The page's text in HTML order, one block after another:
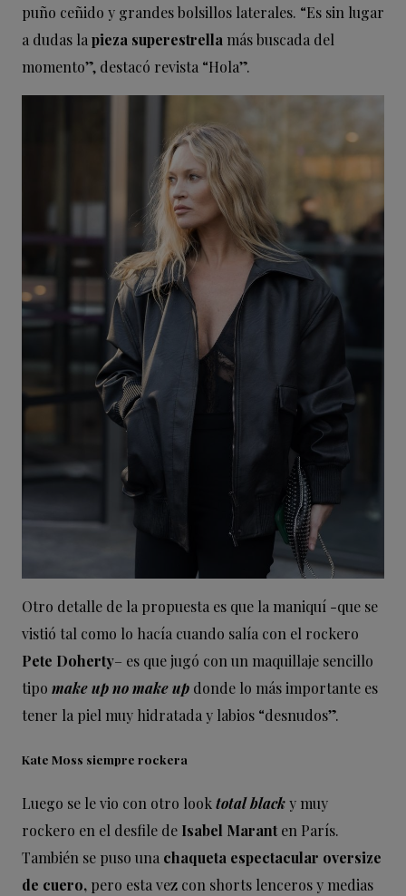
puño ceñido y grandes bolsillos laterales. “Es sin lugar
a dudas la pieza superestrella más buscada del
momento”, destacó revista “Hola”.
Otro detalle de la propuesta es que la maniquí -que se
vistió tal como lo hacía cuando salía con el rockero
Pete Doherty– es que jugó con un maquillaje sencillo
tipo make up no make up donde lo más importante es
tener la piel muy hidratada y labios “desnudos”.
Kate Moss siempre rockera
Luego se le vio con otro looktotal blacky muy
rockero en el desfile de Isabel Maranten París.
También se puso una chaqueta espectacular oversize
de cuero, pero esta vez con shorts lenceros y medias